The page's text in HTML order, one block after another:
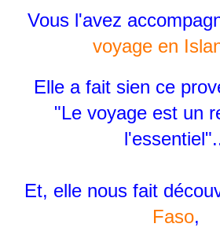
Vous l'avez
voyage en
Elle a fait sien ce
"Le voyage est un
Et, elle nous fait
Faso,